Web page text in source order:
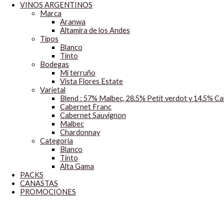
VINOS ARGENTINOS
Marca
Aranwa
Altamira de los Andes
Tipos
Blanco
Tinto
Bodegas
Mi terruño
Vista Flores Estate
Varietal
Blend : 57% Malbec, 28.5% Petit verdot y 14.5%
Cabernet Franc
Cabernet Sauvignon
Malbec
Chardonnay
Categoría
Blanco
Tinto
Alta Gama
PACKS
CANASTAS
PROMOCIONES